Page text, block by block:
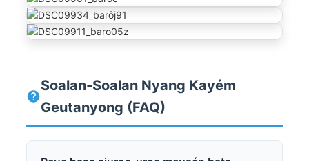
Soalan-Soalan Nyang Kayém
Geutanyong (FAQ)